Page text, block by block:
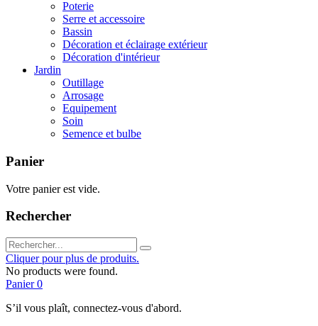
Poterie
Serre et accessoire
Bassin
Décoration et éclairage extérieur
Décoration d'intérieur
Jardin
Outillage
Arrosage
Equipement
Soin
Semence et bulbe
Panier
Votre panier est vide.
Rechercher
Cliquer pour plus de produits.
No products were found.
Panier 0
S’il vous plaît, connectez-vous d'abord.